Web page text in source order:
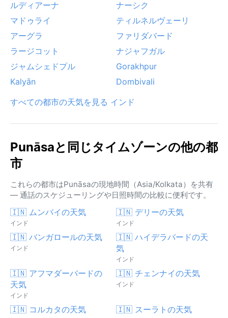
ルディアーナ
ナーシク
マドゥライ
ティルネルヴェーリ
アーグラ
ファリダバード
ラージコット
ナジャフガル
ジャムシェドプル
Gorakhpur
Kalyān
Dombivali
すべての都市の天気を見る インド
Punāsaと同じタイムゾーンの他の都
市
これらの都市はPunāsaの現地時間（Asia/Kolkata）を共有
— 通話のスケジューリングや日照時間の比較に便利です。
🇮🇳 ムンバイの天気
インド
🇮🇳 デリーの天気
インド
🇮🇳 バンガロールの天気
インド
🇮🇳 ハイデラバードの天
気
インド
🇮🇳 アフマダーバードの
天気
インド
🇮🇳 チェンナイの天気
インド
🇮🇳 コルカタの天気 🇮🇳 スーラトの天気